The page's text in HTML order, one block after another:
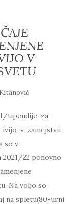
V
tipendije-za-
ivijo-v-zamejstvu-
so v
2021/22 ponovno
Na voljo so
na spletu(80-urni